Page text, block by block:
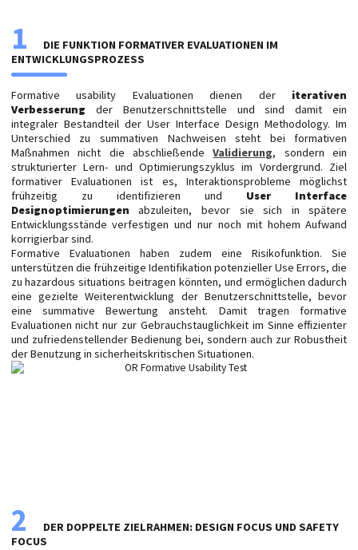
1
DIE FUNKTION FORMATIVER EVALUATIONEN IM
ENTWICKLUNGSPROZESS
Formative usability Evaluationen dienen der iterativen
Verbesserung der Benutzerschnittstelle und sind damit ein
integraler Bestandteil der User Interface Design Methodology. Im
Unterschied zu summativen Nachweisen steht bei formativen
Maßnahmen nicht die abschließendeValidierung, sondern ein
strukturierter Lern- und Optimierungszyklus im Vordergrund. Ziel
formativer Evaluationen ist es, Interaktionsprobleme möglichst
frühzeitig zu identifizieren und User Interface
Designoptimierungen abzuleiten, bevor sie sich in spätere
Entwicklungsstände verfestigen und nur noch mit hohem Aufwand
korrigierbar sind.
Formative Evaluationen haben zudem eine Risikofunktion. Sie
unterstützen die frühzeitige Identifikation potenzieller Use Errors, die
zu hazardous situations beitragen könnten, und ermöglichen dadurch
eine gezielte Weiterentwicklung der Benutzerschnittstelle, bevor
eine summative Bewertung ansteht. Damit tragen formative
Evaluationen nicht nur zur Gebrauchstauglichkeit im Sinne effizienter
und zufriedenstellender Bedienung bei, sondern auch zur Robustheit
der Benutzung in sicherheitskritischen Situationen.
2
DER DOPPELTE ZIELRAHMEN: DESIGN FOCUS UND SAFETY
FOCUS